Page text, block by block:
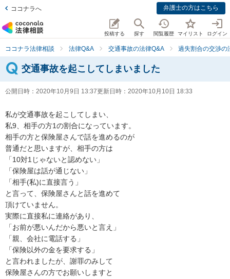
ココナラへ 弁護士の方はこちら
投稿する 探す 閲覧履歴 マイリスト ログイン
ココナラ法律相談 法律Q&A 交通事故の法律Q&A 過失割合の交渉の
交通事故を起こしてしまいました
公開日時： 2020年10月9日 13:37更新日時： 2020年10月10日 18:33
私が交通事故を起こしてしまい、
私9、相手の方1の割合になっています。
相手の方と保険屋さんで話を進めるのが
普通だと思いますが、相手の方は
「10対1じゃないと認めない」
「保険屋は話が通じない」
「相手(私)に直接言う」
と言って、保険屋さんと話を進めて
頂けていません。
実際に直接私に連絡があり、
「お前が悪いんだから悪いと言え」
「親、会社に電話する」
「保険以外の金を要求する」
と言われましたが、謝罪のみして
保険屋さんの方でお願いしますと